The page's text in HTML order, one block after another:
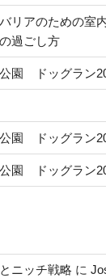
リアのための室
過ごし方
園 ドッグラン
園 ドッグラン
園 ドッグラン
ニッチ戦略 に